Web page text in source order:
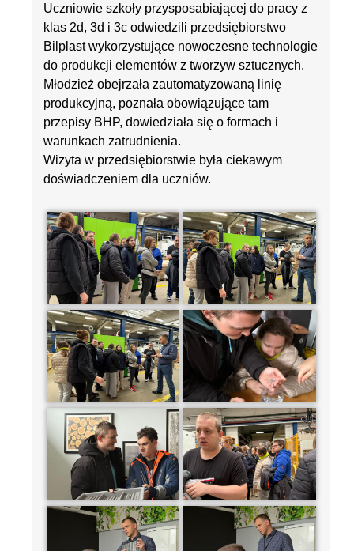
Uczniowie szkoły przysposabiającej do pracy z
klas 2d, 3d i 3c odwiedzili przedsiębiorstwo
Bilplast wykorzystujące nowoczesne technologie
do produkcji elementów z tworzyw sztucznych.
Młodzież obejrzała zautomatyzowaną linię
produkcyjną, poznała obowiązujące tam
przepisy BHP, dowiedziała się o formach i
warunkach zatrudnienia.
Wizyta w przedsiębiorstwie była ciekawym
doświadczeniem dla uczniów.